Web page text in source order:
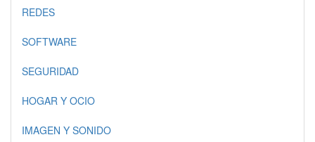
REDES
SOFTWARE
SEGURIDAD
HOGAR Y OCIO
IMAGEN Y SONIDO